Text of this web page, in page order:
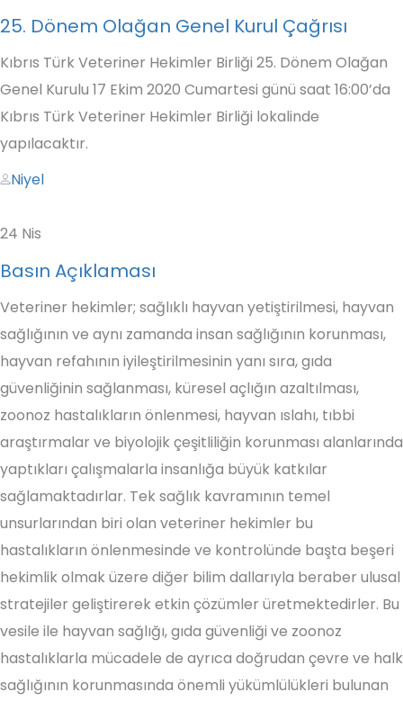
25. Dönem Olağan Genel Kurul Çağrısı
Kıbrıs Türk Veteriner Hekimler Birliği 25. Dönem Olağan
Genel Kurulu 17 Ekim 2020 Cumartesi günü saat 16:00’da
Kıbrıs Türk Veteriner Hekimler Birliği lokalinde
yapılacaktır.
Author
Niyel
24 Nis
Basın Açıklaması
Veteriner hekimler; sağlıklı hayvan yetiştirilmesi, hayvan
sağlığının ve aynı zamanda insan sağlığının korunması,
hayvan refahının iyileştirilmesinin yanı sıra, gıda
güvenliğinin sağlanması, küresel açlığın azaltılması,
zoonoz hastalıkların önlenmesi, hayvan ıslahı, tıbbi
araştırmalar ve biyolojik çeşitliliğin korunması alanlarında
yaptıkları çalışmalarla insanlığa büyük katkılar
sağlamaktadırlar. Tek sağlık kavramının temel
unsurlarından biri olan veteriner hekimler bu
hastalıkların önlenmesinde ve kontrolünde başta beşeri
hekimlik olmak üzere diğer bilim dallarıyla beraber ulusal
stratejiler geliştirerek etkin çözümler üretmektedirler. Bu
vesile ile hayvan sağlığı, gıda güvenliği ve zoonoz
hastalıklarla mücadele de ayrıca doğrudan çevre ve halk
sağlığının korunmasında önemli yükümlülükleri bulunan